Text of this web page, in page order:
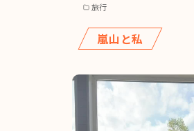
旅行
嵐山と私